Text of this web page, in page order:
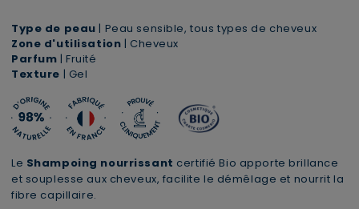
Type de peau | Peau sensible, tous types de cheveux
Zone d'utilisation | Cheveux
Parfum | Fruité
Texture | Gel
Le Shampoing nourrissant certifié Bio apporte brillance
et souplesse aux cheveux, facilite le démêlage et nourrit la
fibre capillaire.